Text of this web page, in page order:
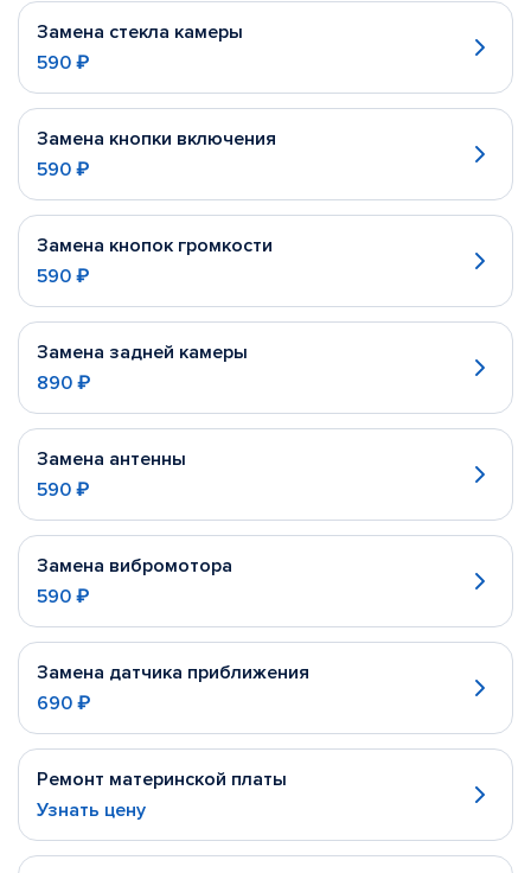
Замена стекла камеры
590 ₽
Замена кнопки включения
590 ₽
Замена кнопок громкости
590 ₽
Замена задней камеры
890 ₽
Замена антенны
590 ₽
Замена вибромотора
590 ₽
Замена датчика приближения
690 ₽
Ремонт материнской платы
Узнать цену